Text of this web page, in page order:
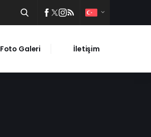
Foto Galeri İletişim